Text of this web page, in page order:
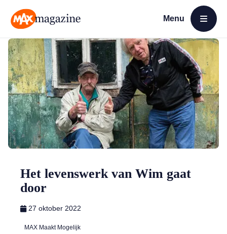
Menu
Open menu
Het levenswerk van Wim gaat
door
27 oktober 2022
MAX Maakt Mogelijk